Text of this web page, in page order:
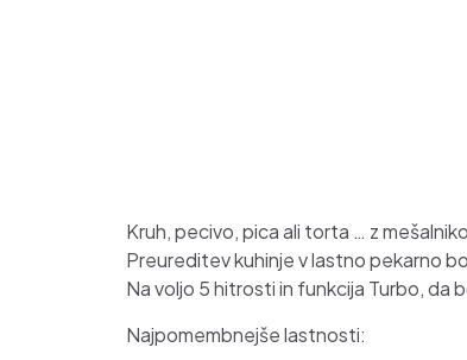
Kruh, pecivo, pica ali torta … z
Preureditev kuhinje v lastno pekarno
Na voljo 5 hitrosti in funkcija Turbo,
Najpomembnejše lastnosti: